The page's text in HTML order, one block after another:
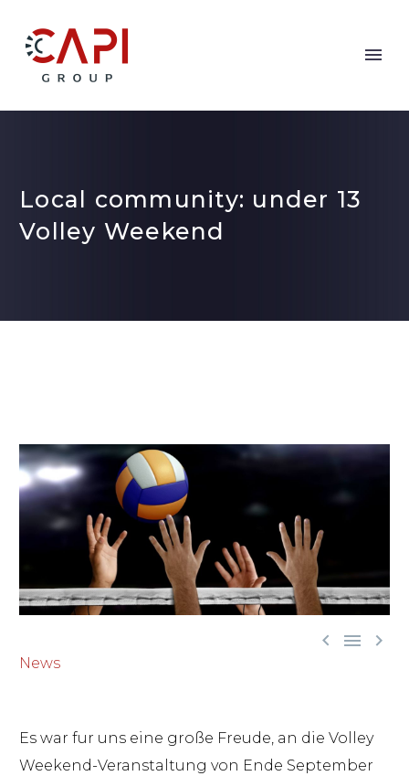
Local community: under 13
Volley Weekend
  
News
Es war fur uns eine große Freude, an die Volley
Weekend-Veranstaltung von Ende September